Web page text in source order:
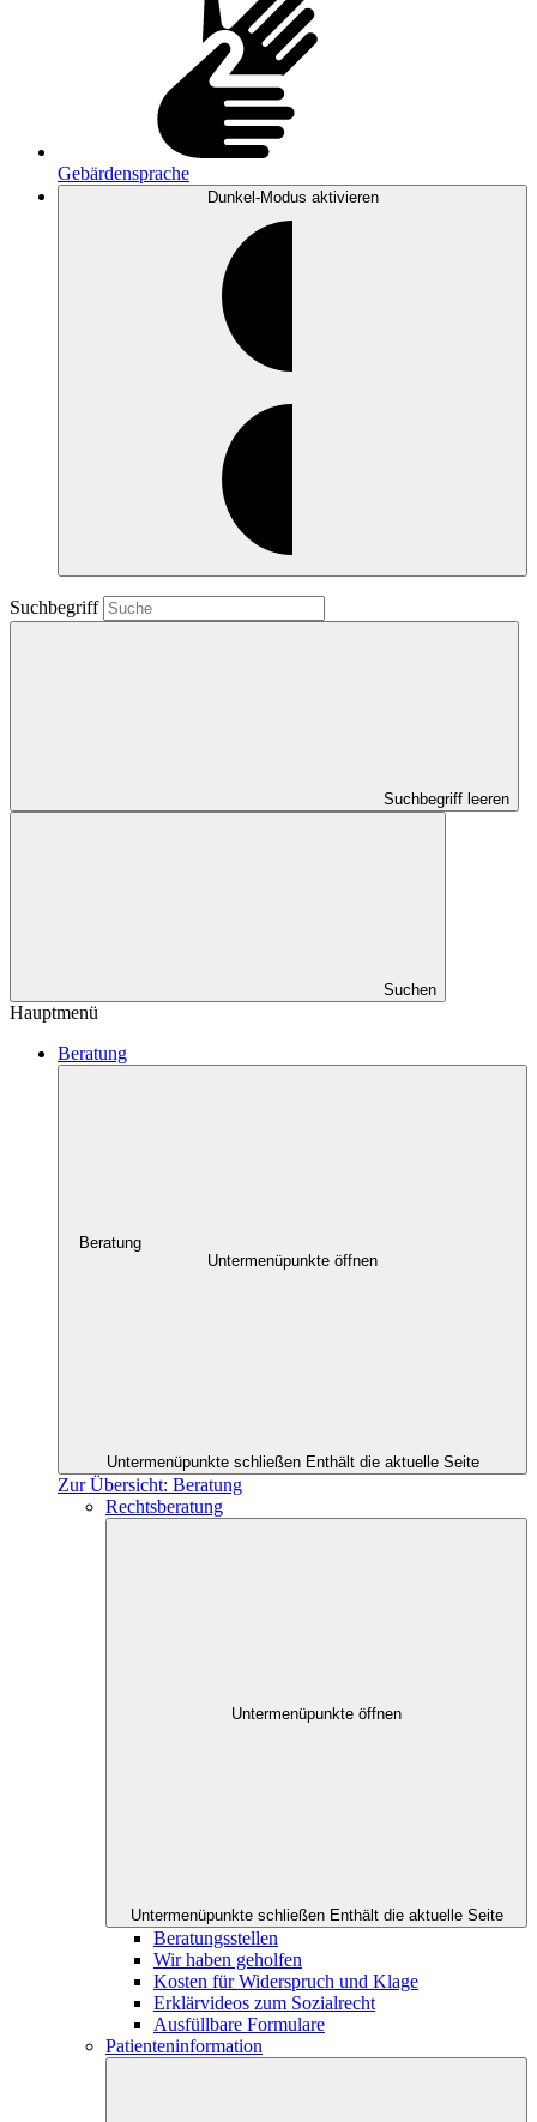
Gebärdensprache
Dunkel-Modus aktivieren
Suchbegriff
Suchbegriff leeren
Suchen
Hauptmenü
Beratung
Beratung
Untermenüpunkte öffnen
Untermenüpunkte schließen Enthält die aktuelle Seite
Zur Übersicht: Beratung
Rechtsberatung
Untermenüpunkte öffnen
Untermenüpunkte schließen Enthält die aktuelle Seite
Beratungsstellen
Wir haben geholfen
Kosten für Widerspruch und Klage
Erklärvideos zum Sozialrecht
Ausfüllbare Formulare
Patienteninformation